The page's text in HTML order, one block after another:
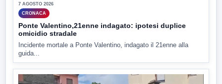
7 AGOSTO 2026
CRONACA
Ponte Valentino,21enne indagato: ipotesi duplice
omicidio stradale
Incidente mortale a Ponte Valentino, indagato il 21enne alla
guida...